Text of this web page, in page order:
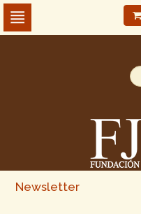
Skip
The
Newsletter